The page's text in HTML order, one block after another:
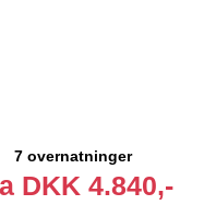
7 overnatninger
DKK 4.840,-